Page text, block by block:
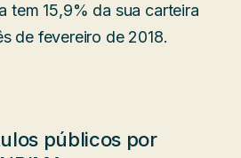
tem 15,9% da sua carteira
de fevereiro de 2018.
públicos por